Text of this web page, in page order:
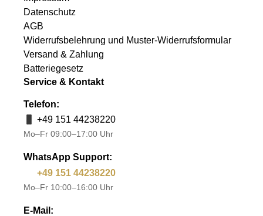
Datenschutz
AGB
Widerrufsbelehrung und Muster-Widerrufsformular
Versand & Zahlung
Batteriegesetz
Service & Kontakt
Telefon:
+49 151 44238220
Mo–Fr 09:00–17:00 Uhr
WhatsApp Support:
+49 151 44238220
Mo–Fr 10:00–16:00 Uhr
E-Mail: